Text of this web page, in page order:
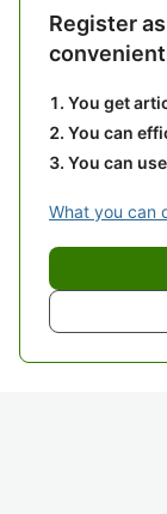
Register
You get
You can
You can
What you can